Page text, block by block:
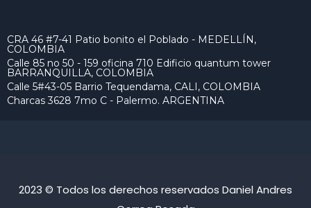
CRA 46 #7-41 Patio bonito el Poblado - MEDELLÍN,
COLOMBIA
Calle 85 no 50 - 159 oficina 710 Edificio quantum tower
BARRANQUILLA, COLOMBIA
Calle 5#43-05 Barrio Tequendama, CALI, COLOMBIA
Charcas 3628 7mo C - Palermo. ARGENTINA
2023 © Todos los derechos reservados Daniel Andres